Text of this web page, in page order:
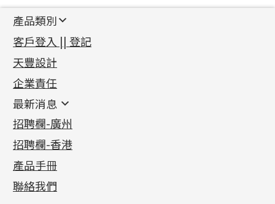
產品類別
新產品
足金系列
足金配件
機織鏈系列
珠仔鏈
镶口链
管狀網鏈
十字車花鏈系列
十字閃O鏈系列
十字錘打鏈系列
側身車花鏈系列
側身鏈系列
首飾配件
耳環類配件
卷迫系列
螺絲迫系列
梅花迫系列
平臺迫系列
綫拍系列
美拍系列
鏈類配件
動感車花吊墜
調節珠系列
生圈扣系列
龍蝦扣系列
鴨俐制系列
其他類配件
珠盤系列
袖口鈕系列
焊片及鐳射綫
空心車花管
珠類配件
無孔光身珠
空心光身珠
無孔批花珠
鑲口類
四爪頭系列
六爪頭系列
車花片
動感車花片
鑲口戒指
鑲口手鏈系列
首飾系列
手镯系列
戒指系列
空心耳環
空心车花管首饰链
空心手鐲系列
貴金屬原料
千足金
記憶金屬系列
記憶戒指
拉簧珠珠手鏈
記憶鈦手鐲
客戶登入 || 登記
天豐設計
企業責任
最新消息
最新消息
各項證書(2)
相片集(9)
展覽會資訊
最新產品資訊
招聘欄-廣州
招聘欄-香港
產品手冊
聯絡我們